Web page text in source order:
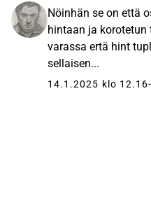
Nöinhän se on että
hintaan ja korotetun
varassa ertä hint
sellaisen...
14.1.2025 klo 12.16